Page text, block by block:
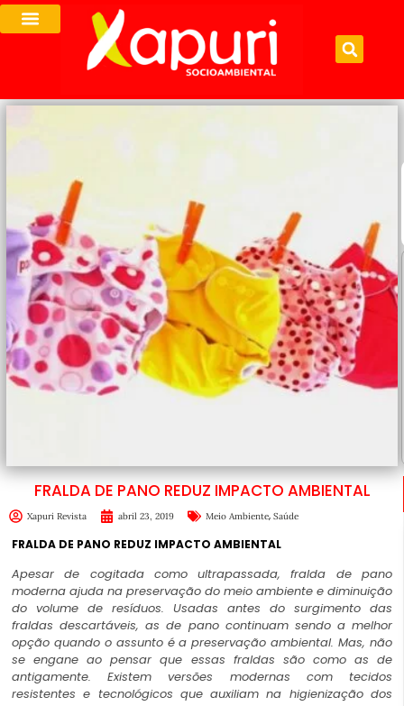
FRALDA DE PANO REDUZ IMPACTO AMBIENTAL
Xapuri Revista abril 23, 2019 Meio Ambiente, Saúde
FRALDA DE PANO REDUZ IMPACTO AMBIENTAL
Apesar de cogitada como ultrapassada, fralda de pano
moderna ajuda na preservação do meio ambiente e diminuição
do volume de resíduos. Usadas antes do surgimento das
fraldas descartáveis, as de pano continuam sendo a melhor
opção quando o assunto é a preservação ambiental. Mas, não
se engane ao pensar que essas fraldas são como as de
antigamente. Existem versões modernas com tecidos
resistentes e tecnológicos que auxiliam na higienização dos